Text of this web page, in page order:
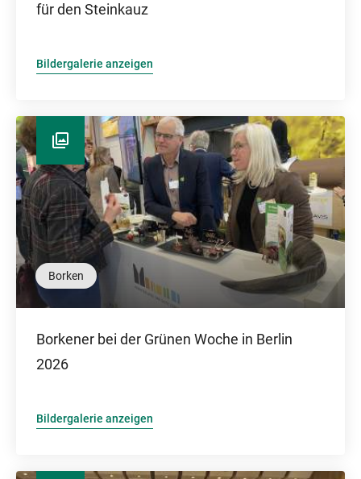
für den Steinkauz
Bildergalerie anzeigen
Borken
Borkener bei der Grünen Woche in Berlin
2026
Bildergalerie anzeigen